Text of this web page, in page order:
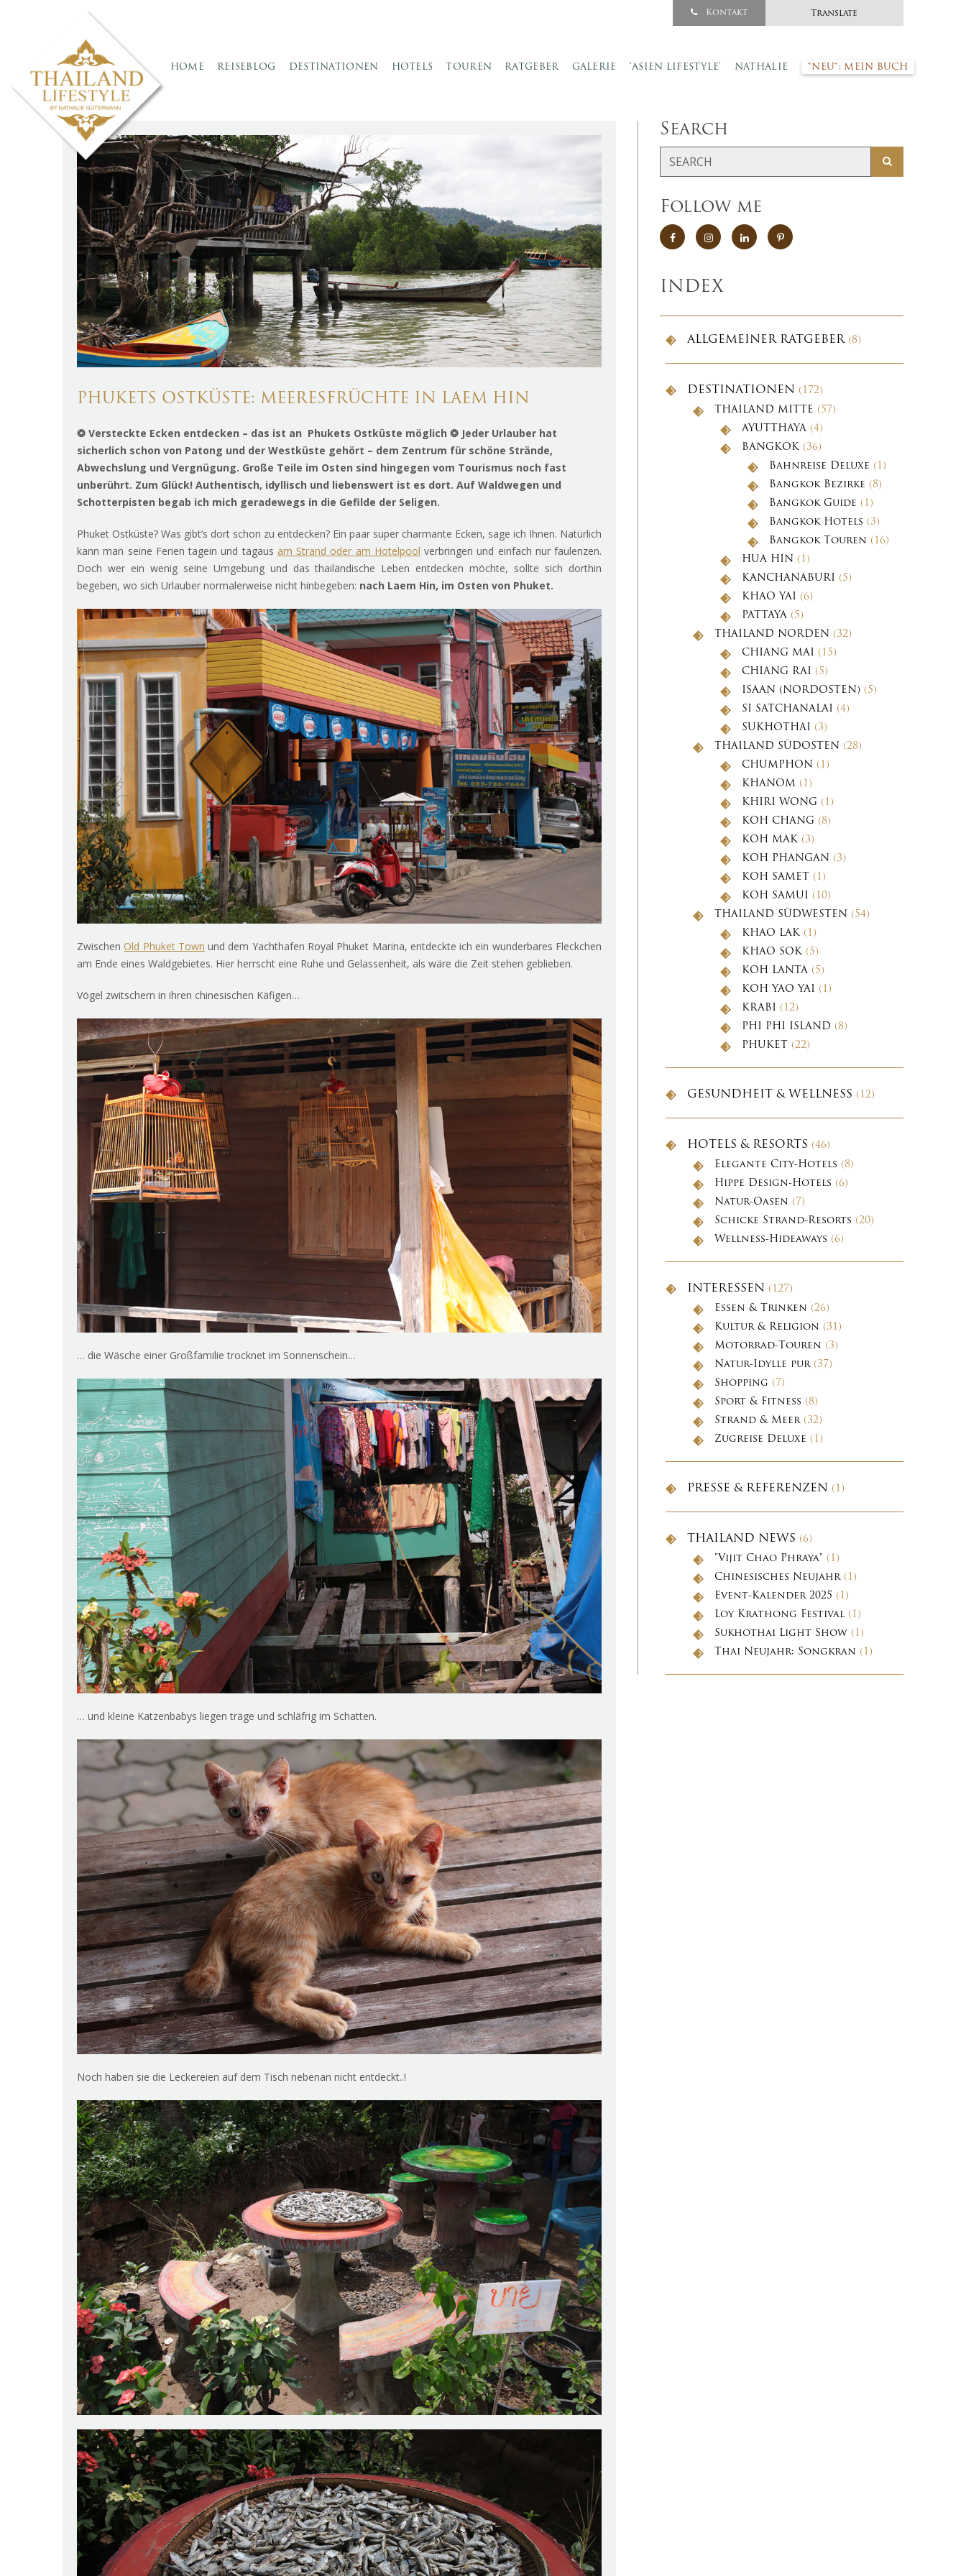
Kontakt Translate
HOME REISEBLOG DESTINATIONEN HOTELS TOUREN RATGEBER GALERIE ‘ASIEN LIFESTYLE’ NATHALIE *NEU*: MEIN BUCH
PHUKETS OSTKÜSTE: MEERESFRÜCHTE IN LAEM HIN
❂ Versteckte Ecken entdecken – das ist an Phukets Ostküste möglich ❂ Jeder Urlauber hat
sicherlich schon von Patong und der Westküste gehört – dem Zentrum für schöne Strände,
Abwechslung und Vergnügung. Große Teile im Osten sind hingegen vom Tourismus noch fast
unberührt. Zum Glück! Authentisch, idyllisch und liebenswert ist es dort. Auf Waldwegen und
Schotterpisten begab ich mich geradewegs in die Gefilde der Seligen.
Phuket Ostküste? Was gibt’s dort schon zu entdecken? Ein paar super charmante Ecken, sage ich Ihnen. Natürlich
kann man seine Ferien tagein und tagaus am Strand oder am Hotelpool verbringen und einfach nur faulenzen.
Doch wer ein wenig seine Umgebung und das thailändische Leben entdecken möchte, sollte sich dorthin
begeben, wo sich Urlauber normalerweise nicht hinbegeben: nach Laem Hin, im Osten von Phuket.
ZwischenOld Phuket Town und dem Yachthafen Royal Phuket Marina, entdeckte ich ein wunderbares Fleckchen
am Ende eines Waldgebietes. Hier herrscht eine Ruhe und Gelassenheit, als wäre die Zeit stehen geblieben.
Vögel zwitschern in ihren chinesischen Käfigen…
… die Wäsche einer Großfamilie trocknet im Sonnenschein…
… und kleine Katzenbabys liegen träge und schläfrig im Schatten.
Noch haben sie die Leckereien auf dem Tisch nebenan nicht entdeckt..!
Search
Follow me
INDEX
ALLGEMEINER RATGEBER(8)
DESTINATIONEN (172)
THAILAND MITTE (57)
AYUTTHAYA (4)
BANGKOK(36)
Bahnreise Deluxe (1)
Bangkok Bezirke (8)
Bangkok Guide (1)
Bangkok Hotels (3)
Bangkok Touren (16)
HUA HIN (1)
KANCHANABURI (5)
KHAO YAI (6)
PATTAYA (5)
THAILAND NORDEN (32)
CHIANG MAI (15)
CHIANG RAI (5)
ISAAN (NORDOSTEN) (5)
SI SATCHANALAI (4)
SUKHOTHAI (3)
THAILAND SÜDOSTEN (28)
CHUMPHON (1)
KHANOM (1)
KHIRI WONG (1)
KOH CHANG (8)
KOH MAK(3)
KOH PHANGAN (3)
KOH SAMET (1)
KOH SAMUI (10)
THAILAND SÜDWESTEN (54)
KHAO LAK(1)
KHAO SOK(5)
KOH LANTA (5)
KOH YAO YAI (1)
KRABI (12)
PHI PHI ISLAND (8)
PHUKET (22)
GESUNDHEIT & WELLNESS (12)
HOTELS & RESORTS (46)
Elegante City-Hotels (8)
Hippe Design-Hotels (6)
Natur-Oasen (7)
Schicke Strand-Resorts (20)
Wellness-Hideaways (6)
INTERESSEN (127)
Essen & Trinken (26)
Kultur & Religion (31)
Motorrad-Touren (3)
Natur-Idylle pur(37)
Shopping (7)
Sport & Fitness (8)
Strand & Meer(32)
Zugreise Deluxe (1)
PRESSE & REFERENZEN (1)
THAILAND NEWS (6)
"Vijit Chao Phraya" (1)
Chinesisches Neujahr(1)
Event-Kalender 2025 (1)
Loy Krathong Festival (1)
Sukhothai Light Show (1)
Thai Neujahr: Songkran (1)